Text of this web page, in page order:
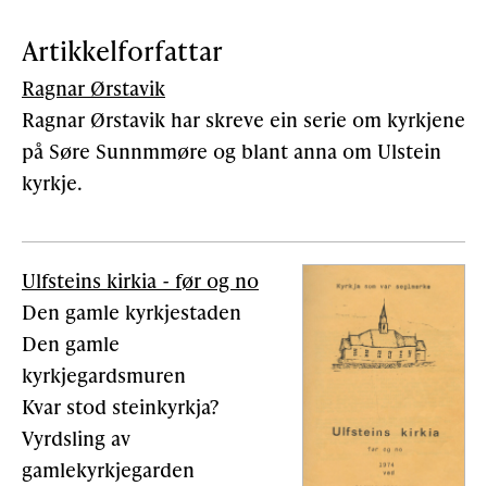
Artikkelforfattar
Ragnar Ørstavik
Ragnar Ørstavik har skreve ein serie om kyrkjene
på Søre Sunnmmøre og blant anna om Ulstein
kyrkje.
Ulfsteins kirkia - før og no
Den gamle kyrkjestaden
Den gamle
kyrkjegardsmuren
Kvar stod steinkyrkja?
Vyrdsling av
gamlekyrkjegarden